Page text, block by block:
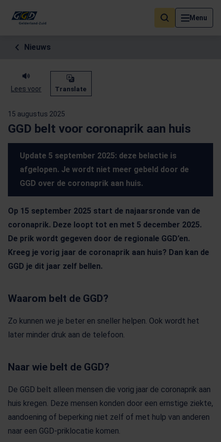
Menu
Als de resultaten voor automatisch aanvullen beschikbaar zijn,
Nieuws
Lees voor Translate
15 augustus 2025
GGD belt voor coronaprik aan huis
Update 5 september 2025: deze belactie is
afgelopen. Je wordt niet meer gebeld door de
GGD over de coronaprik aan huis.
Op 15 september 2025 start de najaarsronde van de
coronaprik. Deze loopt tot en met 5 december 2025.
De prik wordt gegeven door de regionale GGD’en.
Kreeg je vorig jaar de coronaprik aan huis? Dan kan de
GGD je dit jaar zelf bellen.
Waarom belt de GGD?
Zo kunnen we je beter en sneller helpen. Ook wordt het
later minder druk aan de telefoon.
Naar wie belt de GGD?
De GGD belt alleen mensen die vorig jaar de coronaprik aan
huis kregen. Deze mensen konden door een ernstige ziekte,
aandoening of beperking niet zelf of met hulp van anderen
naar een GGD-priklocatie komen.